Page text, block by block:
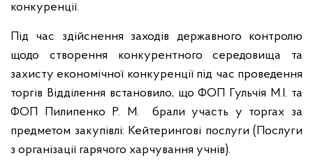
конкуренції.
Під час здійснення заходів державного контролю
щодо створення конкурентного середовища та
захисту економічної конкуренції під час проведення
торгів Відділення встановило, що ФОП Гульчія М.І. та
ФОП Пилипенко Р. М. брали участь у торгах за
предметом закупівлі: Кейтерингові послуги (Послуги
з організації гарячого харчування учнів).